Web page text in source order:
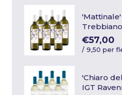
Trebbiano
€57,00
/9,50 per
'Chiaro
IGT